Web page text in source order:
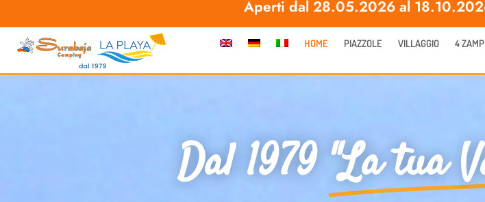
Aperti dal 28.05.2026 al
HOME PIAZZOLE VILLAGGIO 4
Dal 1979 "La tua